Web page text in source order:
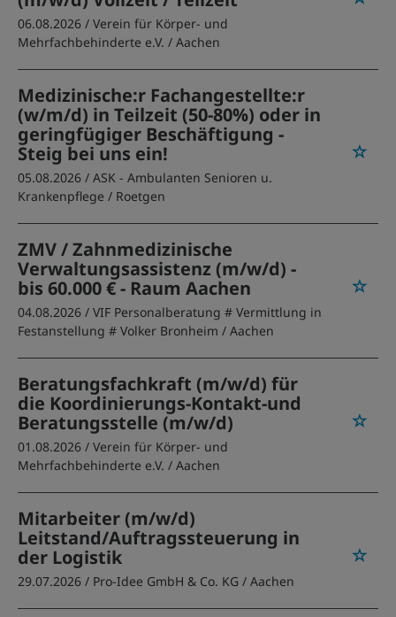
06.08.2026 / Verein für Körper- und
Mehrfachbehinderte e.V. / Aachen
Medizinische:r Fachangestellte:r
(w/m/d) in Teilzeit (50-80%) oder in
geringfügiger Beschäftigung -
Steig bei uns ein!
05.08.2026 / ASK - Ambulanten Senioren u.
Krankenpflege / Roetgen
ZMV / Zahnmedizinische
Verwaltungsassistenz (m/w/d) -
bis 60.000 € - Raum Aachen
04.08.2026 / VIF Personalberatung # Vermittlung in
Festanstellung # Volker Bronheim / Aachen
Beratungsfachkraft (m/w/d) für
die Koordinierungs-Kontakt-und
Beratungsstelle (m/w/d)
01.08.2026 / Verein für Körper- und
Mehrfachbehinderte e.V. / Aachen
Mitarbeiter (m/w/d)
Leitstand/Auftragssteuerung in
der Logistik
29.07.2026 / Pro-Idee GmbH & Co. KG / Aachen